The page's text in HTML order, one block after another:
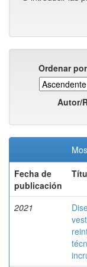
Ordenar
Autor/
Fecha de
publicación
2021